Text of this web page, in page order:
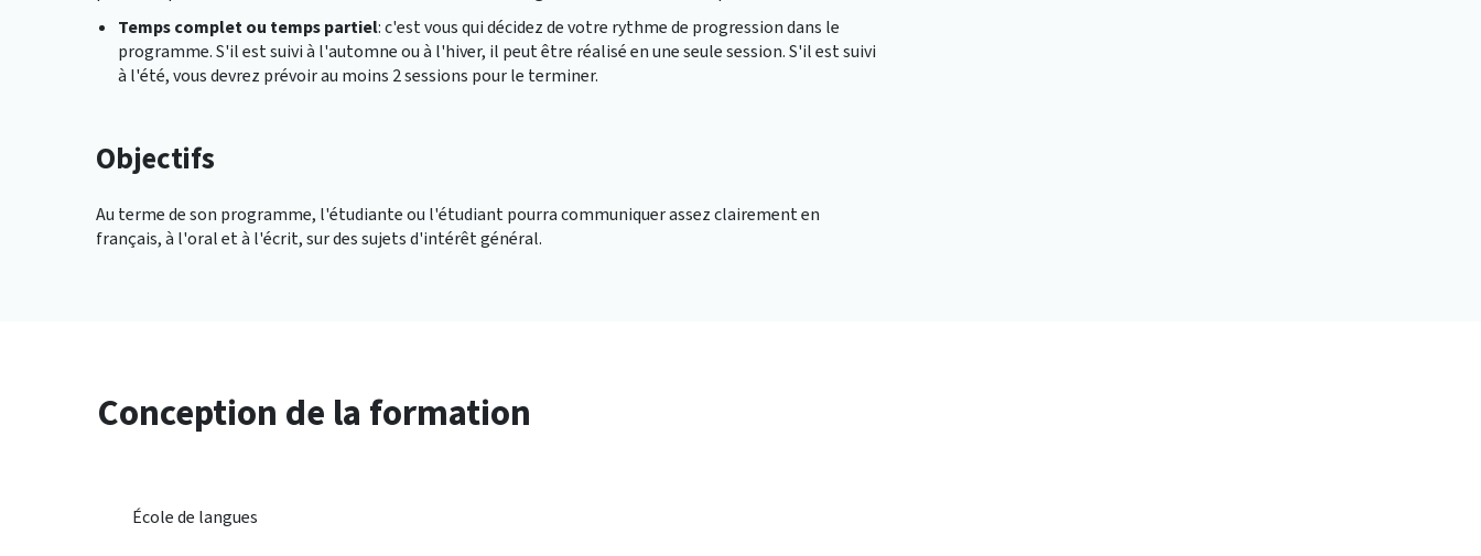
Temps complet ou temps partiel: c'est vous qui décidez de votre rythme de progression dans le
programme. S'il est suivi à l'automne ou à l'hiver, il peut être réalisé en une seule session. S'il est suivi
à l'été, vous devrez prévoir au moins 2 sessions pour le terminer.
Objectifs
Au terme de son programme, l'étudiante ou l'étudiant pourra communiquer assez clairement en
français, à l'oral et à l'écrit, sur des sujets d'intérêt général.
Conception de la formation
École de langues